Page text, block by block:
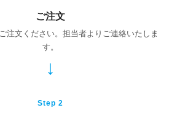
ご注文
注文ください。担当者よりご連絡いたしま
す。
Step 2